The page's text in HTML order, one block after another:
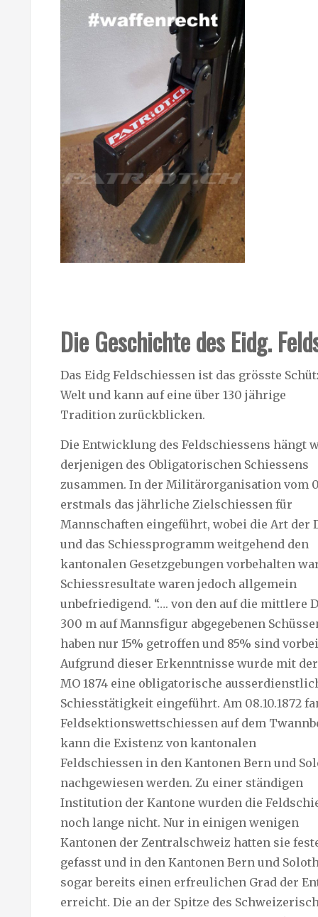
Die Geschichte des Eidg.
Das Eidg Feldschiessen ist das grösste
Welt und kann auf eine über 130 jährige
Tradition zurückblicken.
Die Entwicklung des Feldschiessens hängt
derjenigen des Obligatorischen Schiessens
zusammen. In der Militärorganisation vom
erstmals das jährliche Zielschiessen für
Mannschaften eingeführt, wobei die Art der
und das Schiessprogramm weitgehend den
kantonalen Gesetzgebungen vorbehalten
Schiessresultate waren jedoch allgemein
unbefriedigend. “…. von den auf die mittlere
300 m auf Mannsfigur abgegebenen
haben nur 15% getroffen und 85% sind
Aufgrund dieser Erkenntnisse wurde mit der
MO 1874 eine obligatorische
Schiesstätigkeit eingeführt. Am 08.10.1872
Feldsektionswettschiessen auf dem
kann die Existenz von kantonalen
Feldschiessen in den Kantonen Bern und
nachgewiesen werden. Zu einer ständigen
Institution der Kantone wurden die
noch lange nicht. Nur in einigen wenigen
Kantonen der Zentralschweiz hatten sie
gefasst und in den Kantonen Bern und
sogar bereits einen erfreulichen Grad der
erreicht. Die an der Spitze des